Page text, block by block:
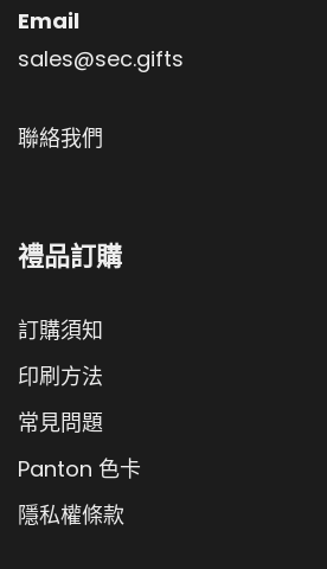
Email
sales@sec.gifts
聯絡我們
禮品訂購
訂購須知
印刷方法
常見問題
Panton 色卡
隱私權條款